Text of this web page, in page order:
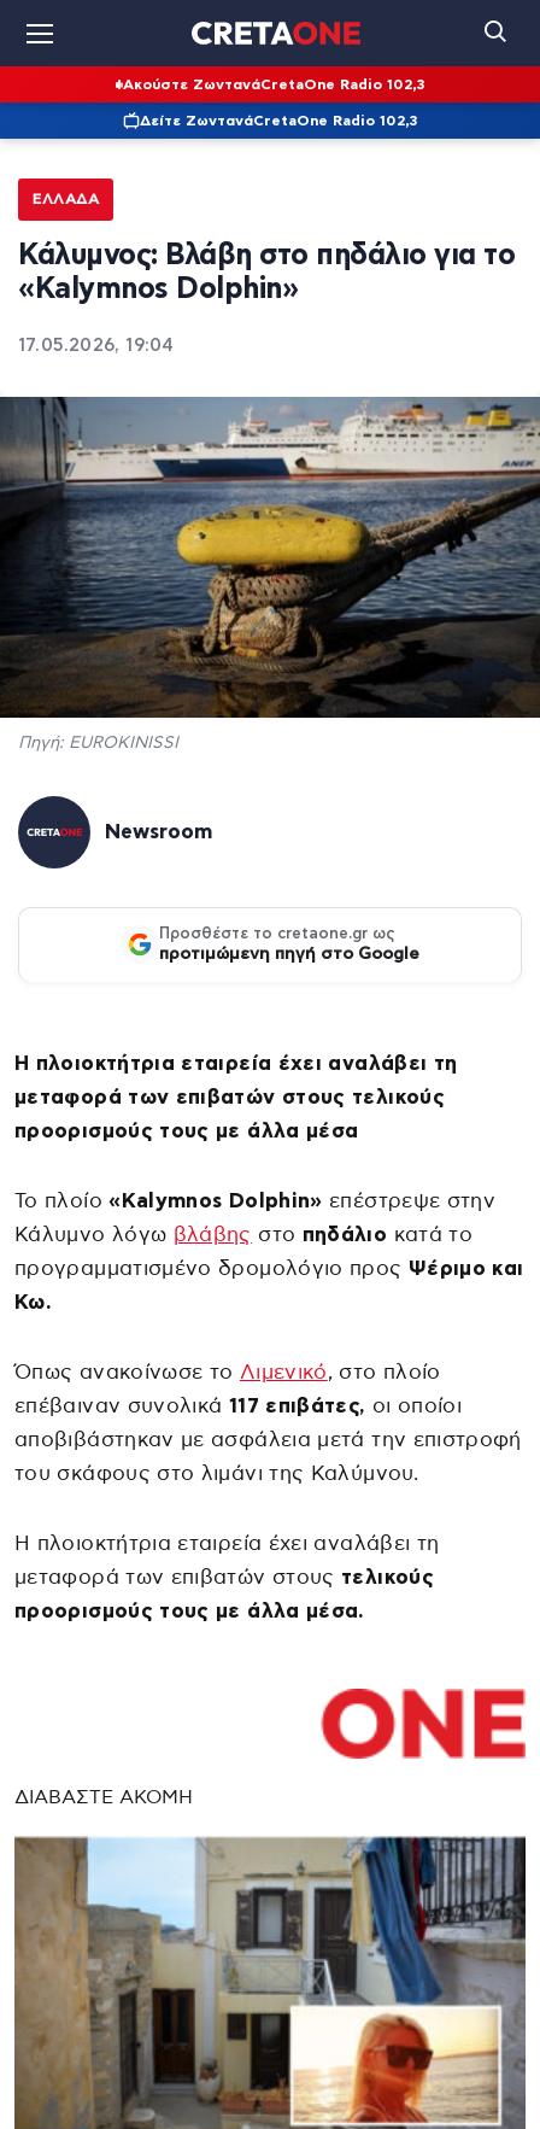
Ακούστε ΖωντανάCretaOne Radio 102,3
Δείτε ΖωντανάCretaOne Radio 102,3
ΕΛΛΆΔΑ
Κάλυμνος: Βλάβη στο πηδάλιο για το
«Kalymnos Dolphin»
17.05.2026, 19:04
Πηγή: EUROKINISSI
Newsroom
Προσθέστε το cretaone.gr ως
προτιμώμενη πηγή στο Google
Η πλοιοκτήτρια εταιρεία έχει αναλάβει τη
μεταφορά των επιβατών στους τελικούς
προορισμούς τους με άλλα μέσα
Το πλοίο«Kalymnos Dolphin» επέστρεψε στην
Κάλυμνο λόγω βλάβης στο πηδάλιο κατά το
προγραμματισμένο δρομολόγιο προς Ψέριμο και
Κω.
Όπως ανακοίνωσε το Λιμενικό, στο πλοίο
επέβαιναν συνολικά 117 επιβάτες, οι οποίοι
αποβιβάστηκαν με ασφάλεια μετά την επιστροφή
του σκάφους στο λιμάνι της Καλύμνου.
Η πλοιοκτήτρια εταιρεία έχει αναλάβει τη
μεταφορά των επιβατών στους τελικούς
προορισμούς τους με άλλα μέσα.
ΔΙΑΒΑΣΤΕ ΑΚΟΜΗ